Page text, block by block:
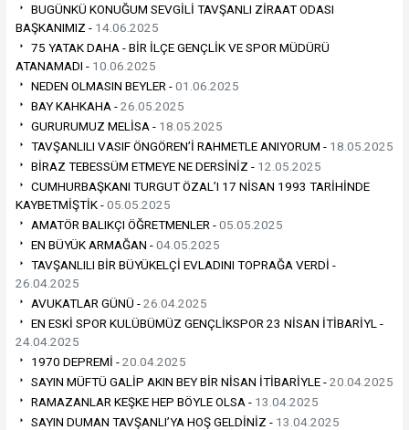
BUGÜNKÜ KONUĞUM SEVGİLİ TAVŞANLI ZİRAAT ODASI
BAŞKANIMIZ - 14.06.2025
75 YATAK DAHA - BİR İLÇE GENÇLİK VE SPOR MÜDÜRÜ
ATANAMADI - 10.06.2025
NEDEN OLMASIN BEYLER -01.06.2025
BAY KAHKAHA -26.05.2025
GURURUMUZ MELİSA - 18.05.2025
TAVŞANLILI VASIF ÖNGÖREN’İ RAHMETLE ANIYORUM - 18.05.2025
BİRAZ TEBESSÜM ETMEYE NE DERSİNİZ - 12.05.2025
CUMHURBAŞKANI TURGUT ÖZAL’I 17 NİSAN 1993 TARİHİNDE
KAYBETMİŞTİK -05.05.2025
AMATÖR BALIKÇI ÖĞRETMENLER -05.05.2025
EN BÜYÜK ARMAĞAN -04.05.2025
TAVŞANLILI BİR BÜYÜKELÇİ EVLADINI TOPRAĞA VERDİ -
26.04.2025
AVUKATLAR GÜNÜ -26.04.2025
EN ESKİ SPOR KULÜBÜMÜZ GENÇLİKSPOR 23 NİSAN İTİBARİYL -
24.04.2025
1970 DEPREMİ -20.04.2025
SAYIN MÜFTÜ GALİP AKIN BEY BİR NİSAN İTİBARİYLE -20.04.2025
RAMAZANLAR KEŞKE HEP BÖYLE OLSA - 13.04.2025
SAYIN DUMAN TAVŞANLI’YA HOŞ GELDİNİZ - 13.04.2025